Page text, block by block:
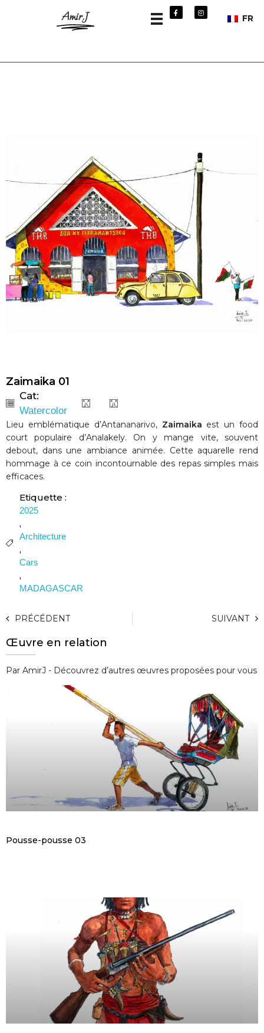
Amir.J FR
Zaimaika 01
Cat:
Watercolor
Lieu emblématique d’Antananarivo, Zaimaika est un food
court populaire d’Analakely. On y mange vite, souvent
debout, dans une ambiance animée. Cette aquarelle rend
hommage à ce coin incontournable des repas simples mais
efficaces.
Etiquette :
2025
,
Architecture
,
Cars
,
MADAGASCAR
PRÉCÉDENT SUIVANT
Œuvre en relation
Par AmirJ - Découvrez d’autres œuvres proposées pour vous
Pousse-pousse 03